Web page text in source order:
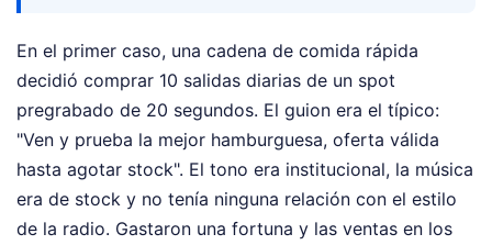
En el primer caso, una cadena de comida rápida
decidió comprar 10 salidas diarias de un spot
pregrabado de 20 segundos. El guion era el típico:
"Ven y prueba la mejor hamburguesa, oferta válida
hasta agotar stock". El tono era institucional, la música
era de stock y no tenía ninguna relación con el estilo
de la radio. Gastaron una fortuna y las ventas en los